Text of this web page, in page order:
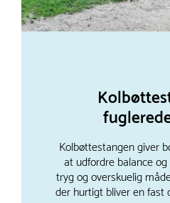
Kolbøttestangen giver
at udfordre balance
tryg og overskuelig
der hurtigt bliver en fast